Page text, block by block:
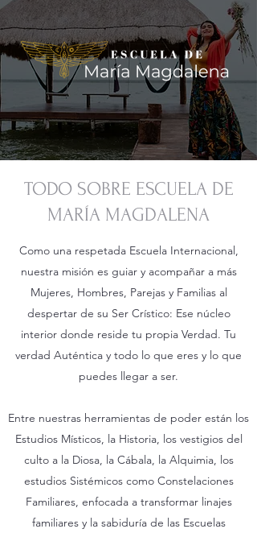
TODO SOBRE ESCUELA DE
MARÍA MAGDALENA
Como una respetada Escuela Internacional,
nuestra misión es guiar y acompañar a más
Mujeres, Hombres, Parejas y Familias al
despertar de su Ser Crístico: Ese núcleo
interior donde reside tu propia Verdad. Tu
verdad Auténtica y todo lo que eres y lo que
puedes llegar a ser.
Entre nuestras herramientas de poder están los
Estudios Místicos, la Historia, los vestigios del
culto a la Diosa, la Cábala, la Alquimia, los
estudios Sistémicos como Constelaciones
Familiares, enfocada a transformar linajes
familiares y la sabiduría de las Escuelas